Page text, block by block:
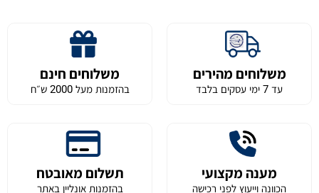
משלוחים מהירים
עד 7 ימי עסקים בלבד
משלוחים חינם
בהזמנות מעל 2000 ש״ח
מענה מקצועי
הכוונה וייעוץ לפני רכישה
תשלום מאובטח
בהזמנות אונליין באתר